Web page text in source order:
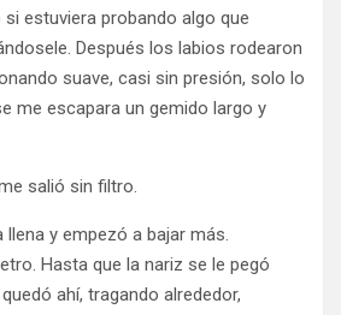
estuviera probando algo que
Después los labios rodearon
suave, casi sin presión, solo lo
me escapara un gemido largo y
salió sin filtro.
y empezó a bajar más.
Hasta que la nariz se le pegó
ahí, tragando alrededor,